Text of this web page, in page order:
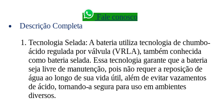
Fale conosco
Descrição Completa
Tecnologia Selada: A bateria utiliza tecnologia de chumbo-
ácido regulada por válvula (VRLA), também conhecida
como bateria selada. Essa tecnologia garante que a bateria
seja livre de manutenção, pois não requer a reposição de
água ao longo de sua vida útil, além de evitar vazamentos
de ácido, tornando-a segura para uso em ambientes
diversos.